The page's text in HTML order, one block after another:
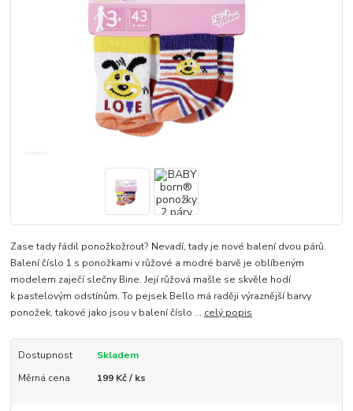
Zase tady řádil ponožkožrout? Nevadí, tady je nové balení dvou párů.
Balení číslo 1 s ponožkami v růžové a modré barvě je oblíbeným
modelem zaječí slečny Bine. Její růžová mašle se skvěle hodí
k pastelovým odstínům. To pejsek Bello má raději výraznější barvy
ponožek, takové jako jsou v balení číslo ... celý popis
Dostupnost
Skladem
Měrná cena
199 Kč / ks